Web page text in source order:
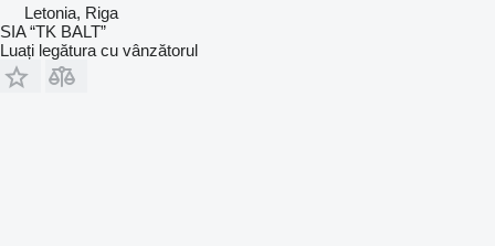
Letonia, Riga
SIA “TK BALT”
Luați legătura cu vânzătorul